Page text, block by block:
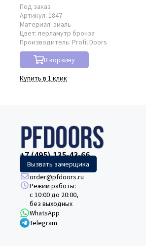
Под заказ
Артикул: 1847
Материал: эмаль
Цвет: перламутр бронза
Производитель: Profil Doors
В корзину
Купить в 1 клик
+7 (495) 135-43-66
Вызвать замерщика
order@pfdoors.ru
Режим работы:
с 10:00 до 20:00,
без выходных
WhatsApp
Telegram